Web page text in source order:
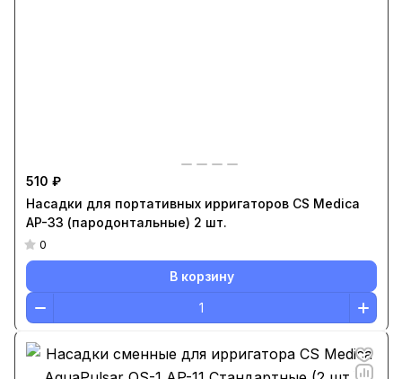
510 ₽
Насадки для портативных ирригаторов CS Medica
AP-33 (пародонтальные) 2 шт.
0
В корзину